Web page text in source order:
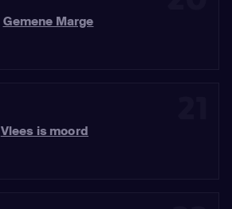
Gemene Marge
Vlees is moord